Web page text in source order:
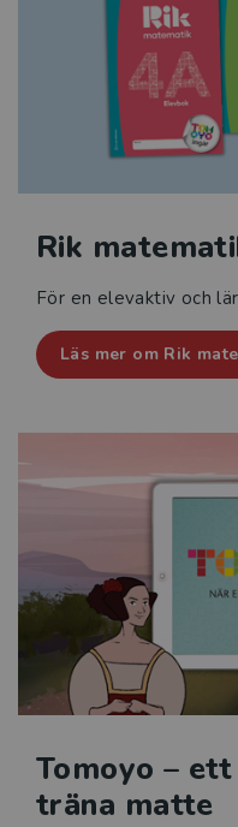
Rik
För en elevaktiv och
Läs mer om Rik
Tomoyo –
träna matte